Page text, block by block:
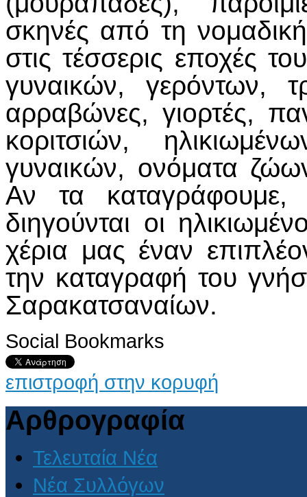
σκηνές από τη
στις τέσσερις εποχές
γυναικών, γερόντων,
αρραβώνες, γιορτές,
κοριτσιών,
γυναικών, ονόματα
Αν τα
διηγούνται οι
χέρια μας έναν
την καταγραφή του
Σαρακατσαναίων.
Social Bookmarks
επιστροφή στην κορυφή
Αρθρογραφία
Τελευταία Νέα
Νέα Συλλόγων